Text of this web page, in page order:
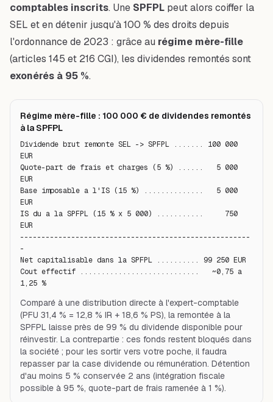
comptables inscrits. Une SPFPL peut alors coiffer la
SEL et en détenir jusqu'à 100 % des droits depuis
l'ordonnance de 2023 : grâce au régime mère-fille
(articles 145 et 216 CGI), les dividendes remontés sont
exonérés à 95 %.
Régime mère-fille : 100 000 € de dividendes remontés
à la SPFPL
Dividende brut remonte SEL -> SPFPL ....... 100 000
EUR
Quote-part de frais et charges (5 %) ......   5 000
EUR
Base imposable a l'IS (15 %) ..............   5 000
EUR
IS du a la SPFPL (15 % x 5 000) ...........     750
EUR
------------------------------------------------------
-
Net capitalisable dans la SPFPL .......... 99 250 EUR
Cout effectif ............................   ~0,75 a
1,25 %
Comparé à une distribution directe à l'expert-comptable
(PFU 31,4 % = 12,8 % IR + 18,6 % PS), la remontée à la
SPFPL laisse près de 99 % du dividende disponible pour
réinvestir. La contrepartie : ces fonds restent bloqués dans
la société ; pour les sortir vers votre poche, il faudra
repasser par la case dividende ou rémunération. Détention
d'au moins 5 % conservée 2 ans (intégration fiscale
possible à 95 %, quote-part de frais ramenée à 1 %).